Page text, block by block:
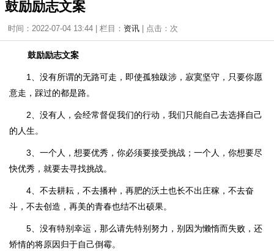
鼓励励志文案
时间：2022-07-04 13:44 | 栏目： 资讯 | 点击： 次
鼓励励志文案
1、没有所谓的无路可走，即使孤独跋涉，寂寞坚守，只要你愿
意走，踩过的都是路。
2、没有人，会经常督促我们的行动，我们只能自己去选择自己
的人生。
3、一个人，想要优秀，你必须要接受挑战；一个人，你想要尽
快优秀，就要去寻找挑战。
4、不去耕耘，不去播种，再肥的沃土也长不出庄稼，不去奋
斗，不去创造，再美的青春也结不出硕果。
5、没有特别幸运，那么请先特别努力，别因为懒惰而失败，还
矫情的将原因归于自己倒霉。